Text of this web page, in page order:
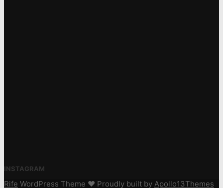
INSTAGRAM
Rife WordPress Theme ♥ Proudly built by Apollo13Themes